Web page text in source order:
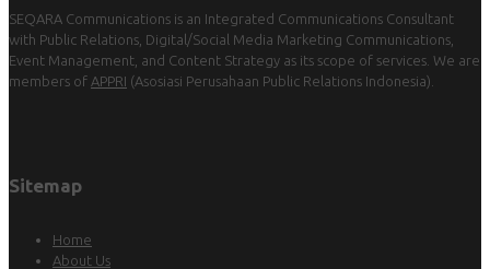
SEQARA Communications is an Integrated Communications Consultant
with Public Relations, Digital/Social Media Marketing Communications,
Event Management, and Content Strategy as its scope of services. We are
members of APPRI (Asosiasi Perusahaan Public Relations Indonesia).
Sitemap
Home
About Us